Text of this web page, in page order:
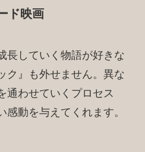
ド映画
長していく物語が好きな
ク』も外せません。異な
通わせていくプロセス
動を与えてくれます。